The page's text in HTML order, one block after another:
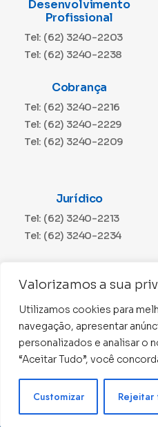
Valorizamos a sua
Utilizamos cookies para
navegação, apresentar
personalizados e analisar o
“Aceitar Tudo”, você
Customizar Rejeitar
Desenvolvimento
Profissional
Tel: (62) 3240-2203
Tel: (62) 3240-2238
Cobrança
Tel: (62) 3240-2216
Tel: (62) 3240-2229
Tel: (62) 3240-2209
Jurídico
Tel: (62) 3240-2213
Tel: (62) 3240-2234
Tel: (62) 3240-2230
CNPJ:
Conselho Regional de
Todos os
Desenvolvido por: